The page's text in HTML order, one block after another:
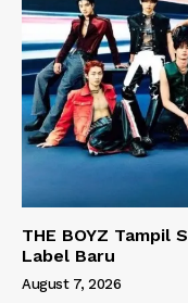
THE BOYZ Tampil
Label Baru
August 7, 2026